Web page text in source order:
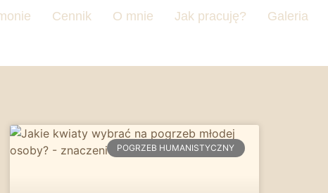
Cennik O mnie Jak pracuję? Galeria
POGRZEB HUMANISTYCZNY